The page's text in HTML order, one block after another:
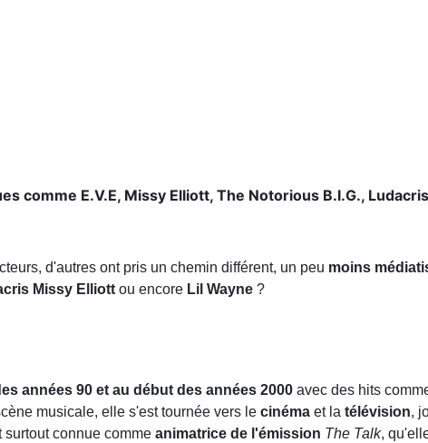
comme E.V.E, Missy Elliott, The Notorious B.I.G.,
d'autres ont pris un chemin différent, un peu moins
Missy Elliott ou encore Lil Wayne ?
années 90 et au début des années 2000 avec des hits
musicale, elle s'est tournée vers le cinéma et la télévision,
surtout connue comme animatrice de l'émission The Talk,